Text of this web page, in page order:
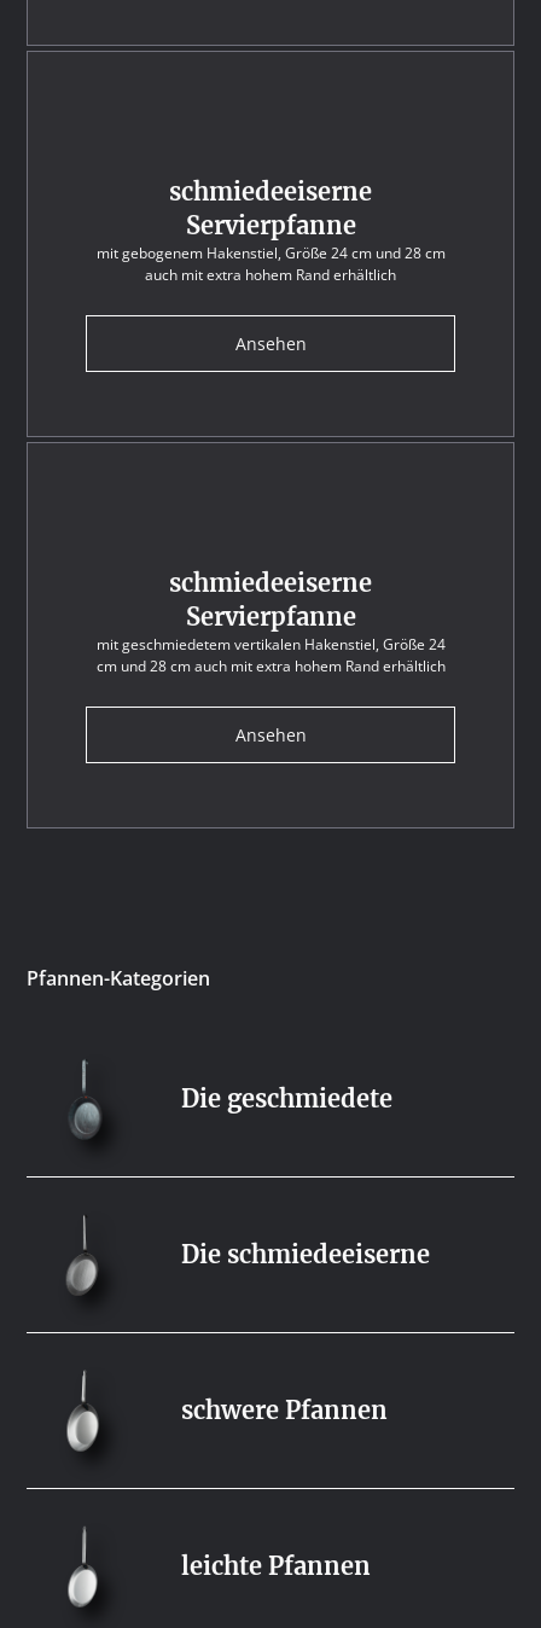
schmiedeeiserne
Servierpfanne
mit gebogenem Hakenstiel, Größe 24 cm und 28 cm
auch mit extra hohem Rand erhältlich
Ansehen
schmiedeeiserne
Servierpfanne
mit geschmiedetem vertikalen Hakenstiel, Größe 24
cm und 28 cm auch mit extra hohem Rand erhältlich
Ansehen
Pfannen-Kategorien
Die geschmiedete
Die schmiedeeiserne
schwere Pfannen
leichte Pfannen